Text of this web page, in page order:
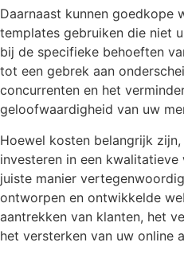
Daarnaast kunnen goedkope
templates gebruiken die niet
bij de specifieke behoeften
tot een gebrek aan
concurrenten en het
geloofwaardigheid van uw
Hoewel kosten belangrijk
investeren in een
juiste manier
ontworpen en ontwikkelde
aantrekken van klanten, het
het versterken van uw online